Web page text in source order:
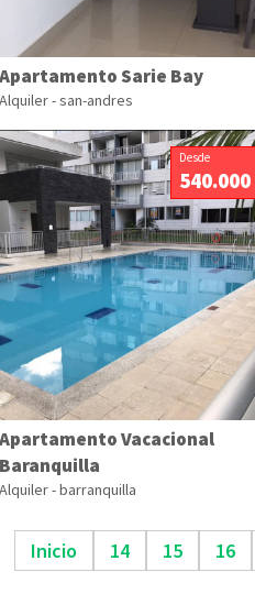
Apartamento Sarie Bay
Alquiler - san-andres
Desde
540.000
Apartamento Vacacional
Baranquilla
Alquiler - barranquilla
Inicio 14 15 16